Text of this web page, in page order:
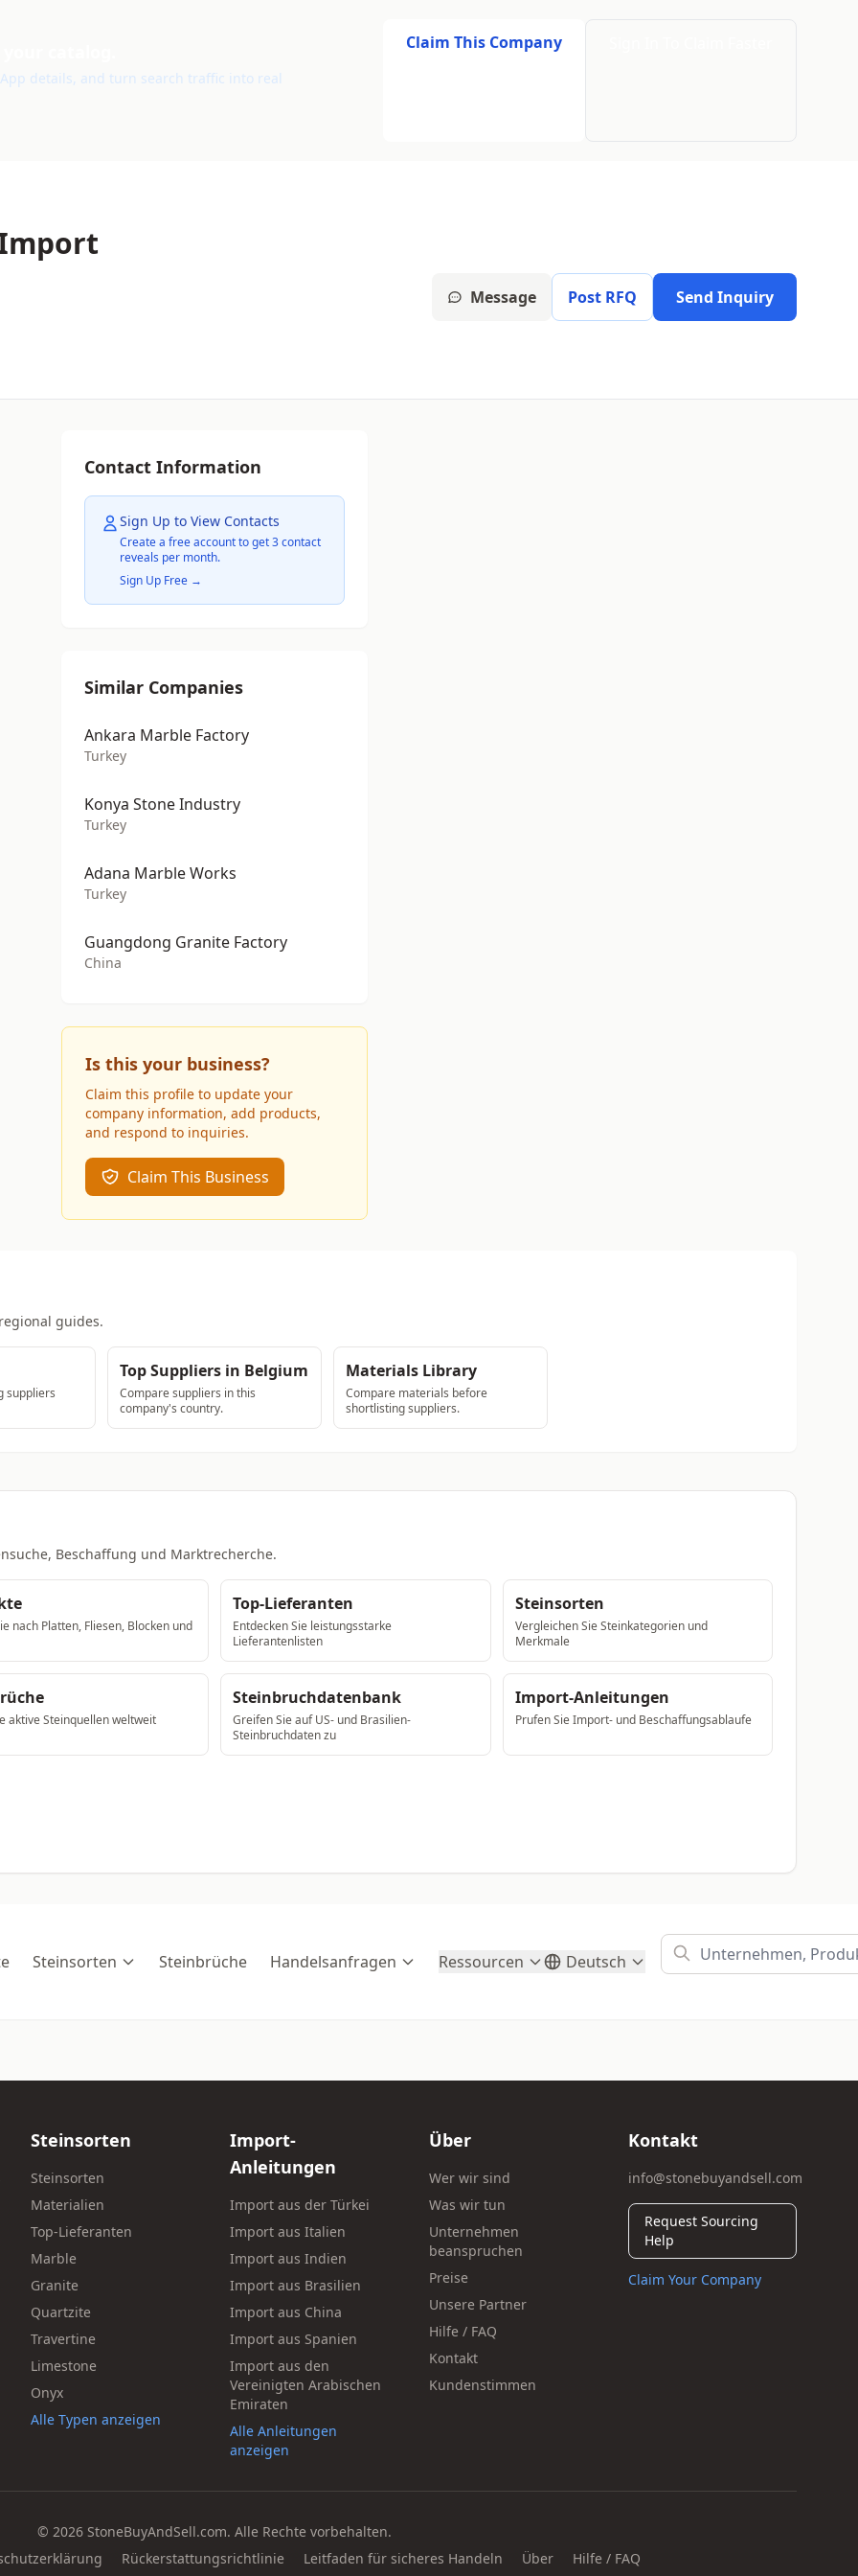
details, and turn search traffic into real
Claim This Company
Message Post RFQ Send Inquiry
Contact Information
Sign Up to View Contacts
Create a free account to get 3 contact
reveals per month.
Sign Up Free →
Similar Companies
Ankara Marble Factory
Turkey
Konya Stone Industry
Turkey
Adana Marble Works
Turkey
Guangdong Granite Factory
China
Is this your business?
Claim this profile to update your
company information, add products,
and respond to inquiries.
Claim This Business
guides.
suppliers
Top Suppliers in Belgium
Compare suppliers in this
company's country.
Materials Library
Compare materials before
shortlisting suppliers.
Beschaffung und Marktrecherche.
nach Platten, Fliesen, Blocken und
Top-Lieferanten
Entdecken Sie leistungsstarke
Lieferantenlisten
Steinsorten
Vergleichen Sie Steinkategorien und
Merkmale
aktive Steinquellen weltweit
Steinbruchdatenbank
Greifen Sie auf US- und Brasilien-
Steinbruchdaten zu
Import-Anleitungen
Prufen Sie Import- und Beschaffungsablaufe
Steinsorten Steinbrüche Handelsanfragen Ressourcen Deutsch
Steinsorten
Steinsorten
Materialien
Top-Lieferanten
Marble
Granite
Quartzite
Travertine
Limestone
Onyx
Alle Typen anzeigen
Import-
Anleitungen
Import aus der Türkei
Import aus Italien
Import aus Indien
Import aus Brasilien
Import aus China
Import aus Spanien
Import aus den
Vereinigten Arabischen
Emiraten
Alle Anleitungen
anzeigen
Über
Wer wir sind
Was wir tun
Unternehmen
beanspruchen
Preise
Unsere Partner
Hilfe / FAQ
Kontakt
Kundenstimmen
Kontakt
info@stonebuyandsell.com
Request Sourcing
Help
Claim Your Company
© 2026 StoneBuyAndSell.com. Alle Rechte vorbehalten.
Rückerstattungsrichtlinie Leitfaden für sicheres Handeln Über Hilfe / FAQ